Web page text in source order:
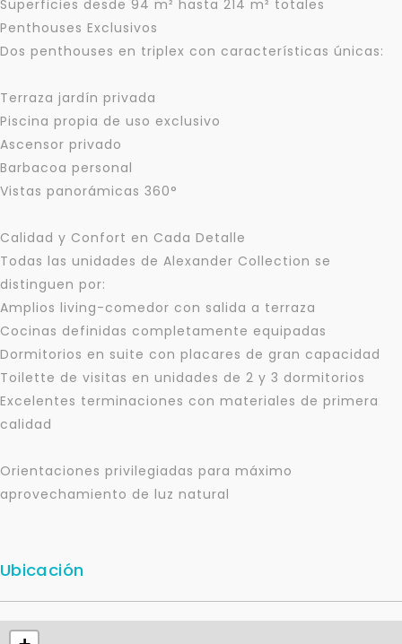
Superficies desde 94 m² hasta 214 m² totales
Penthouses Exclusivos
Dos penthouses en triplex con características únicas:
Terraza jardín privada
Piscina propia de uso exclusivo
Ascensor privado
Barbacoa personal
Vistas panorámicas 360°
Calidad y Confort en Cada Detalle
Todas las unidades de Alexander Collection se
distinguen por:
Amplios living-comedor con salida a terraza
Cocinas definidas completamente equipadas
Dormitorios en suite con placares de gran capacidad
Toilette de visitas en unidades de 2 y 3 dormitorios
Excelentes terminaciones con materiales de primera
calidad
Orientaciones privilegiadas para máximo
aprovechamiento de luz natural
Ubicación
Continuar por WhatsApp
Cancelar
Buscamos darte la mejor experiencia.
más rápido.